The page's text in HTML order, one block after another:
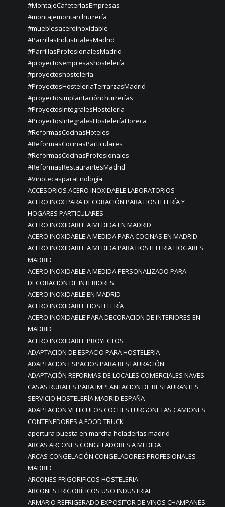
#MontajeCafeteríasEmpresas
#montajemontarchurrería
#mueblesaceroinoxidable
#ParrillasIndustrialesMadrid
#ParrillasProfesionalesMadrid
#proyectosempresashostelería
#proyectoshosteleria
#ProyectosHosteleriaTerrarzasMadrid
#proyectosimplantaciónchurrerías
#ProyectosIntegralesHosteleria
#ProyectosIntegralesHosteleríaHoreca
#ReformasCocinasHoteles
#ReformasCocinasParticulares
#ReformasCocinasProfesionales
#ReformasRestaurantesMadrid
#VinotecasparaEnología
ACCESORIOS ACERO INOXIDABLE LABORATORIOS
ACERO INOX PARA DECORACIÓN PARA HOSTELERÍA Y
HOGARES PARTICULARES
ACERO INOXIDABLE A MEDIDA EN MADRID
ACERO INOXIDABLE A MEDIDA PARA COCINAS EN MADRID
ACERO INOXIDABLE A MEDIDA PARA HOSTELERIA HOGARES
MADRID
ACERO INOXIDABLE A MEDIDA PERSONALIZADO PARA
DECORACIÓN DE INTERIORES.
ACERO INOXIDABLE EN MADRID
ACERO INOXIDABLE HOSTELERÍA
ACERO INOXIDABLE PARA DECORACION DE INTERIORES EN
MADRID
ACERO INOXIDABLE PROYECTOS
ADAPTACION DE ESPACIO PARA HOSTELERÍA
ADAPTACION ESPACIOS PARA RESTAURACIÓN
ADAPTACIÓN REFORMAS DE LOCALES COMERCIALES NAVES
CASAS RURALES PARA IMPLANTACION DE RESTAURANTES
SERVICIO HOSTELERÍA MADRID ESPAÑA
ADAPTACION VEHICULOS COCHES FURGONETAS CAMIONES
CONTENEDORES A FOOD TRUCK
apertura puesta en marcha heladerías madrid
ARCAS ARCONES CONGELADORES A MEDIDA
ARCAS CONGELACIÓN CONGELADORES PROFESIONALES
MADRID
ARCONES FRIGORIFICOS HOSTELERIA
ARCONES FRIGORÍFICOS USO INDUSTRIAL
ARMARIO REFRIGERADO EXPOSITOR DE VINOS CHAMPANES